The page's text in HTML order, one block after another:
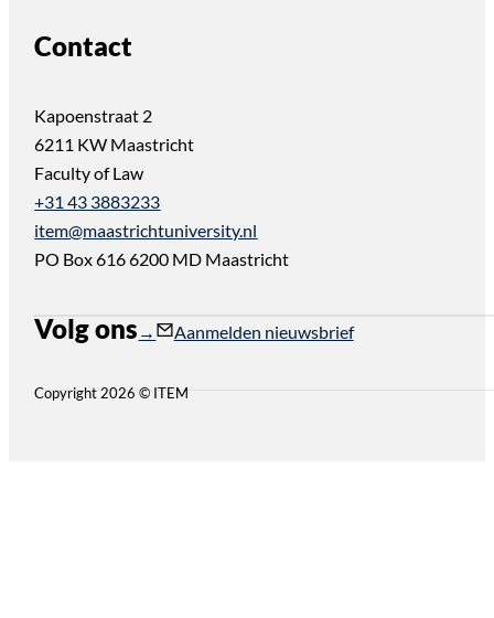
Contact
Kapoenstraat 2
6211 KW Maastricht
Faculty of Law
+31 43 3883233
item@maastrichtuniversity.nl
PO Box 616 6200 MD Maastricht
Volg ons Follow us on Instagram
Follow us on YouTube
Aanmelden nieuwsbrief
Copyright 2026 © ITEM